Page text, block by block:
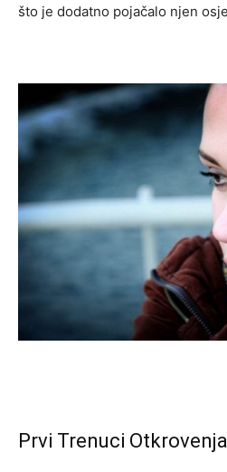
što je dodatno pojačalo njen
Prvi Trenuci Otkrovenja